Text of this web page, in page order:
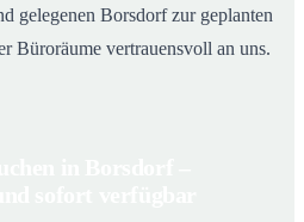
gelegenen Borsdorf zur geplanten
Büroräume vertrauensvoll an uns.